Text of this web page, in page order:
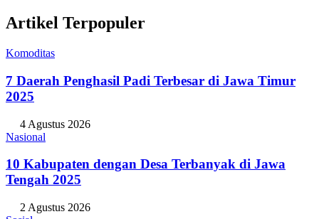
Artikel Terpopuler
Komoditas
7 Daerah Penghasil Padi Terbesar di Jawa Timur
2025
4 Agustus 2026
Nasional
10 Kabupaten dengan Desa Terbanyak di Jawa
Tengah 2025
2 Agustus 2026